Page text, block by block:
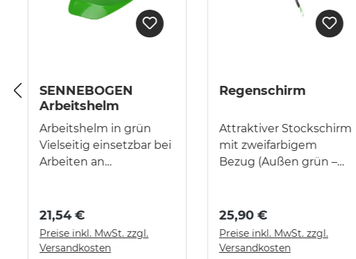
SENNEBOGEN
Arbeitshelm
Arbeitshelm in grün
Vielseitig einsetzbar bei
Arbeiten an
Umgebungstemperatu
ren von -30 °C bis +150
°C, Vorderseite mit
21,54 €
Preise inkl. MwSt. zzgl.
Versandkosten
Regenschirm
Attraktiver Stockschirm
mit zweifarbigem
Bezug (Außen grün –
schwarze
Kunststoffspitze
automatisches Öffnen
25,90 €
Preise inkl. MwSt. zzgl.
Versandkosten